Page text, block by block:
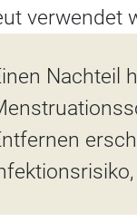
verwendet
Nachteil